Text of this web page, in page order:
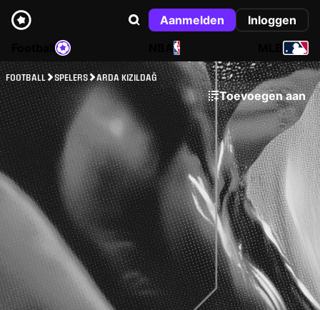
Aanmelden
Inloggen
NBA
FOOTBALL SPELERS ARDA KIZILDAĞ
Toevoegen aan